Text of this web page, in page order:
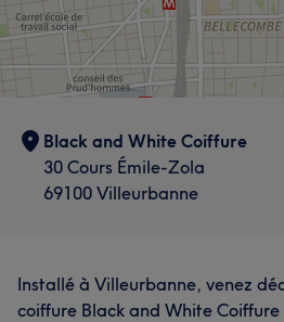
Black and White Coiffure
30 Cours Émile-Zola
69100 Villeurbanne
Installé à Villeurbanne, venez
coiffure Black and White Coiffure